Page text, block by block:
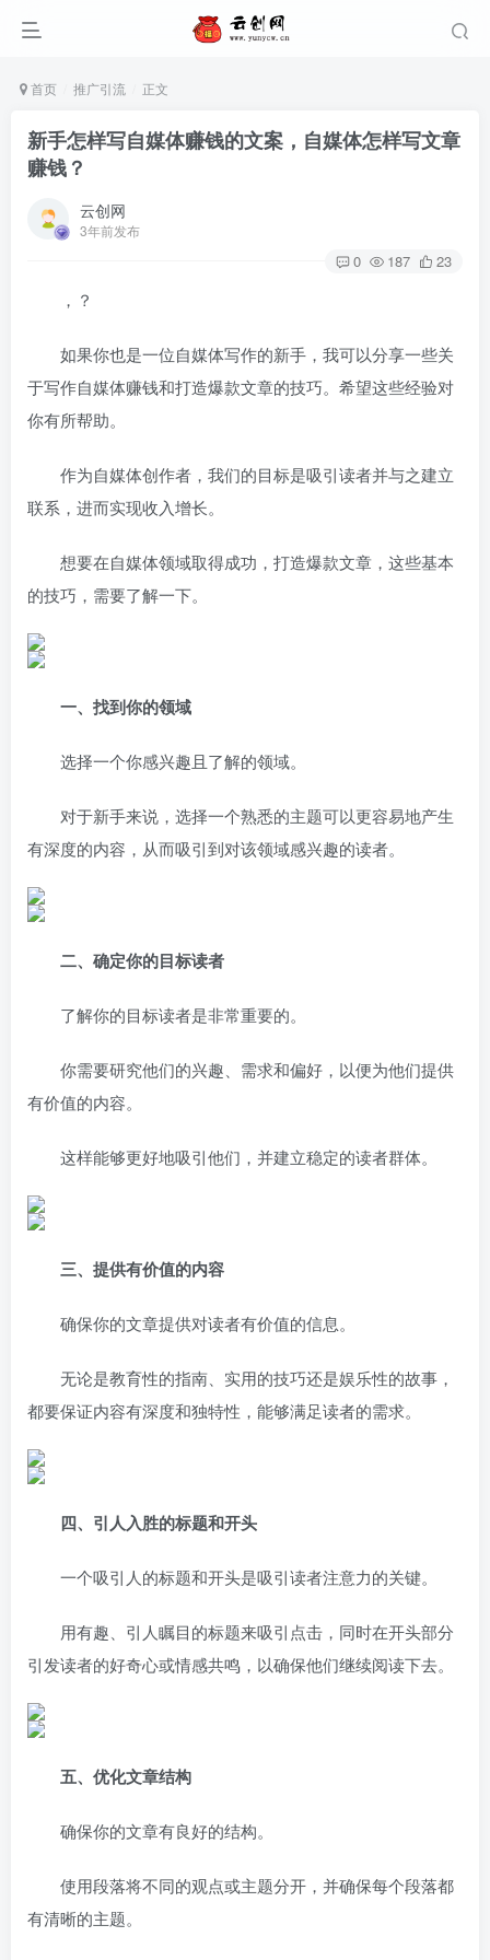
首页 推广引流 正文
新手怎样写自媒体赚钱的文案，自媒体怎样写文章
赚钱？
云创网
3年前发布
0 187 23
，？
如果你也是一位自媒体写作的新手，我可以分享一些关
于写作自媒体赚钱和打造爆款文章的技巧。希望这些经验对
你有所帮助。
作为自媒体创作者，我们的目标是吸引读者并与之建立
联系，进而实现收入增长。
想要在自媒体领域取得成功，打造爆款文章，这些基本
的技巧，需要了解一下。
一、找到你的领域
选择一个你感兴趣且了解的领域。
对于新手来说，选择一个熟悉的主题可以更容易地产生
有深度的内容，从而吸引到对该领域感兴趣的读者。
二、确定你的目标读者
了解你的目标读者是非常重要的。
你需要研究他们的兴趣、需求和偏好，以便为他们提供
有价值的内容。
这样能够更好地吸引他们，并建立稳定的读者群体。
三、提供有价值的内容
确保你的文章提供对读者有价值的信息。
无论是教育性的指南、实用的技巧还是娱乐性的故事，
都要保证内容有深度和独特性，能够满足读者的需求。
四、引人入胜的标题和开头
一个吸引人的标题和开头是吸引读者注意力的关键。
用有趣、引人瞩目的标题来吸引点击，同时在开头部分
引发读者的好奇心或情感共鸣，以确保他们继续阅读下去。
五、优化文章结构
确保你的文章有良好的结构。
使用段落将不同的观点或主题分开，并确保每个段落都
有清晰的主题。